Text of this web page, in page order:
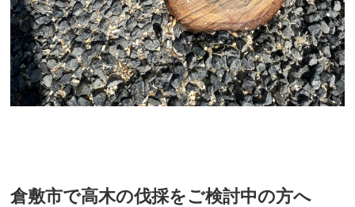
倉敷市で高木の伐採をご検討中の方へ